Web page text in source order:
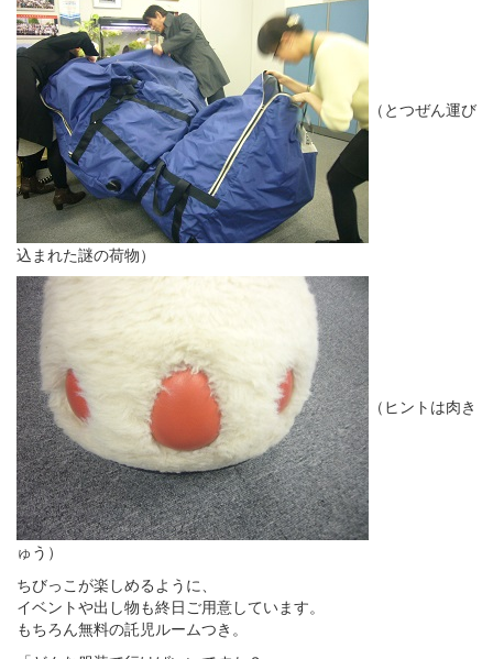
（とつぜん運び
込まれた謎の荷物）
（ヒントは肉き
ゅう）
ちびっこが楽しめるように、
イベントや出し物も終日ご用意しています。
もちろん無料の託児ルームつき。